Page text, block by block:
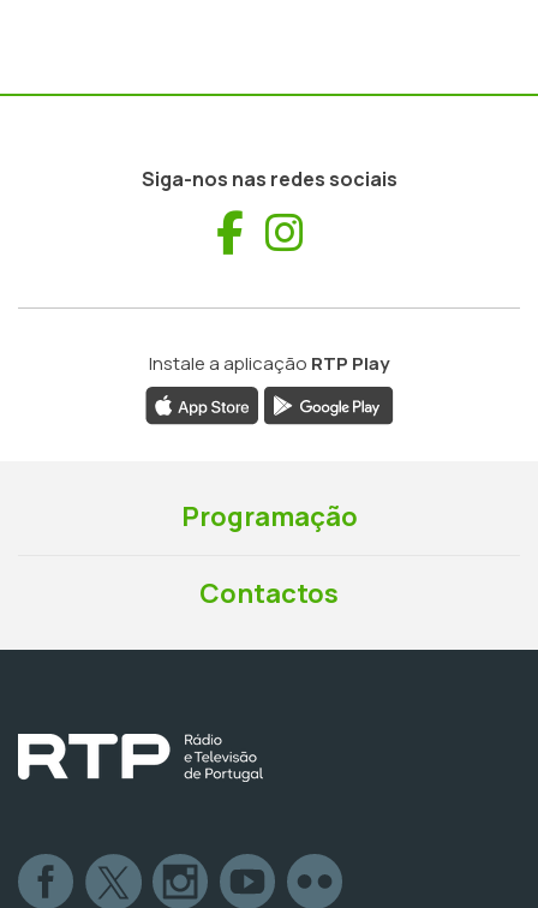
Siga-nos nas redes sociais
Facebook
Instale a aplicação RTP Play
Programação
Contactos